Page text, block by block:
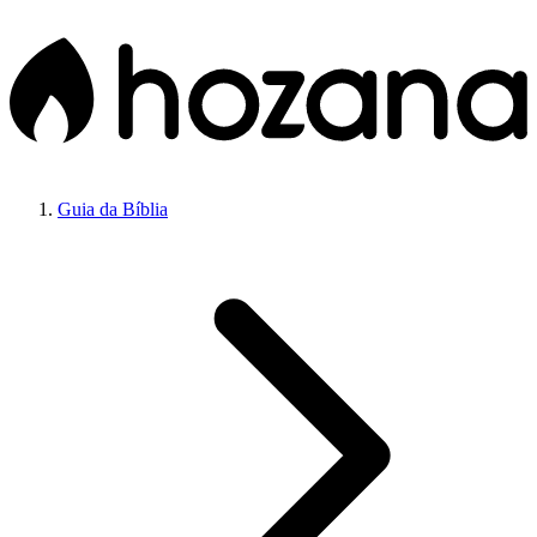
Guia da Bíblia